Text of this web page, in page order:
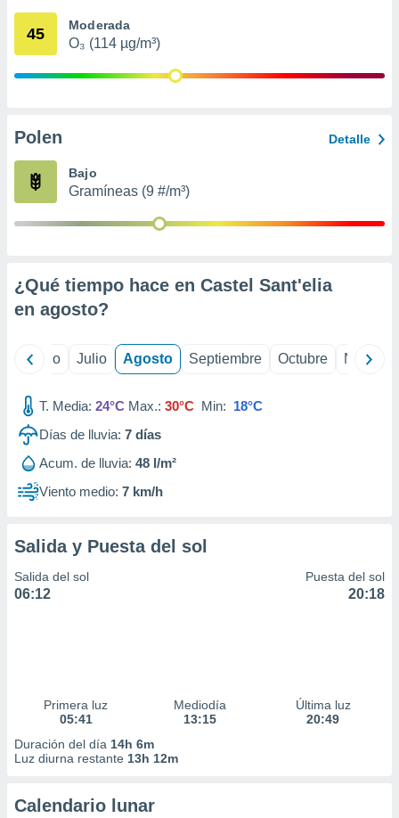
mediante
publicidad
de
45 Moderada
O₃ (114 µg/m³)
Polen Detalle
Bajo
Gramíneas (9 #/m³)
¿Qué tiempo hace en Castel Sant'elia
en agosto?
Junio Julio Agosto Septiembre Octubre
T. Media: 24°C Max.: 30°C Min: 18°C
Días de lluvia: 7 días
Acum. de lluvia: 48 l/m²
Viento medio: 7 km/h
Salida y Puesta del sol
Salida del sol
06:12
Puesta del sol
20:18
Primera luz
05:41
Mediodía
13:15
Última luz
20:49
Duración del día 14h 6m
Luz diurna restante 13h 12m
Calendario lunar